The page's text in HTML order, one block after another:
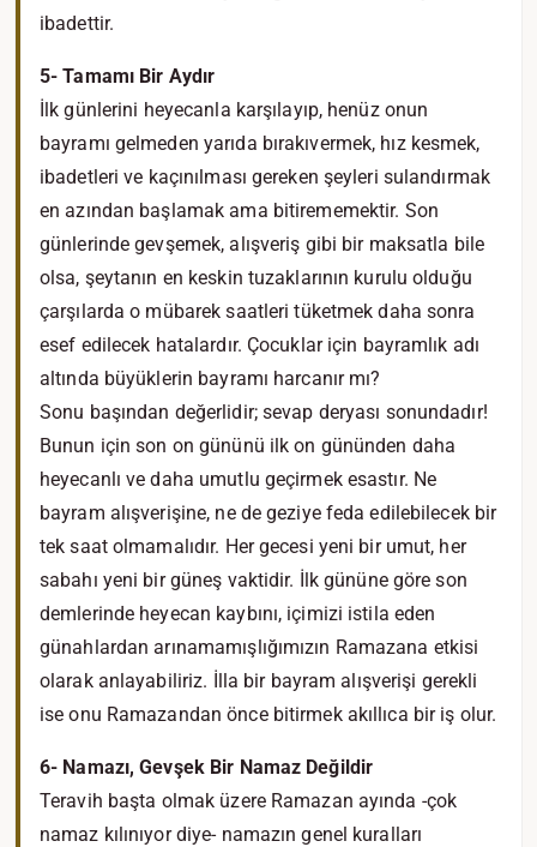
ibadettir.
5- Tamamı Bir Aydır
İlk günlerini heyecanla karşılayıp, henüz onun
bayramı gelmeden yarıda bırakıvermek, hız kesmek,
ibadetleri ve kaçınılması gereken şeyleri sulandırmak
en azından başlamak ama bitirememektir. Son
günlerinde gevşemek, alışveriş gibi bir maksatla bile
olsa, şeytanın en keskin tuzaklarının kurulu olduğu
çarşılarda o mübarek saatleri tüketmek daha sonra
esef edilecek hatalardır. Çocuklar için bayramlık adı
altında büyüklerin bayramı harcanır mı?
Sonu başından değerlidir; sevap deryası sonundadır!
Bunun için son on gününü ilk on gününden daha
heyecanlı ve daha umutlu geçirmek esastır. Ne
bayram alışverişine, ne de geziye feda edilebilecek bir
tek saat olmamalıdır. Her gecesi yeni bir umut, her
sabahı yeni bir güneş vaktidir. İlk gününe göre son
demlerinde heyecan kaybını, içimizi istila eden
günahlardan arınamamışlığımızın Ramazana etkisi
olarak anlayabiliriz. İlla bir bayram alışverişi gerekli
ise onu Ramazandan önce bitirmek akıllıca bir iş olur.
6- Namazı, Gevşek Bir Namaz Değildir
Teravih başta olmak üzere Ramazan ayında -çok
namaz kılınıyor diye- namazın genel kuralları